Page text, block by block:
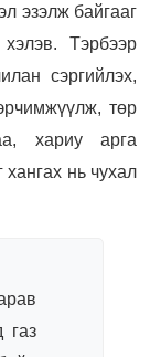
эзэлж байгааг
Тэрбээр
сэргийлэх,
төр
хариу арга
нь чухал
газ